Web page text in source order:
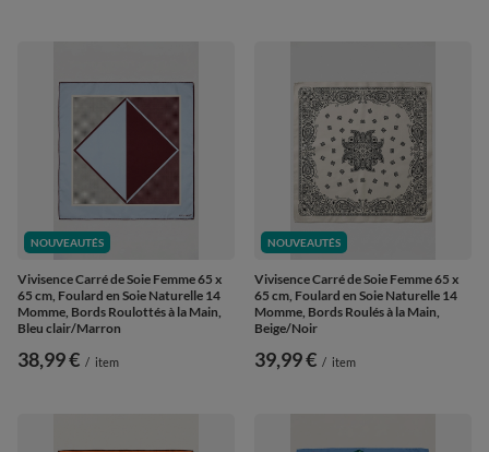
NOUVEAUTÉS
Vivisence Carré de Soie Femme 65 x
65 cm, Foulard en Soie Naturelle 14
Momme, Bords Roulottés à la Main,
Bleu clair/Marron
38,99 € / item
NOUVEAUTÉS
Vivisence Carré de Soie Femme 65 x
65 cm, Foulard en Soie Naturelle 14
Momme, Bords Roulés à la Main,
Beige/Noir
39,99 € / item